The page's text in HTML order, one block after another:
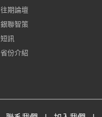
往期論壇
銀聯智策
短訊
省份介紹